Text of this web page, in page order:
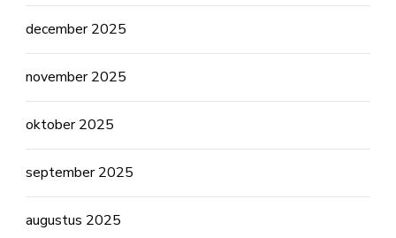
december 2025
november 2025
oktober 2025
september 2025
augustus 2025